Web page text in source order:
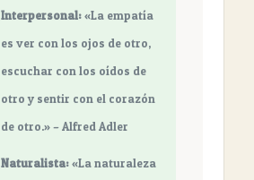
Interpersonal:«La empatía
es ver con los ojos de otro,
escuchar con los oídos de
otro y sentir con el corazón
de otro.» – Alfred Adler
Naturalista:«La naturaleza